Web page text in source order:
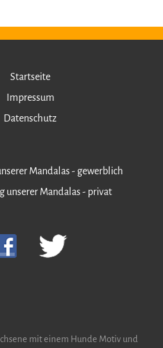
Startseite
Impressum
Datenschutz
Mandalas - gewerblich
unserer Mandalas - privat
mit einem Hunde Motiv und